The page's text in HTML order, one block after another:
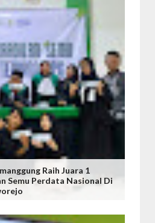
Raih Juara 1
Semu Perdata Nasional Di